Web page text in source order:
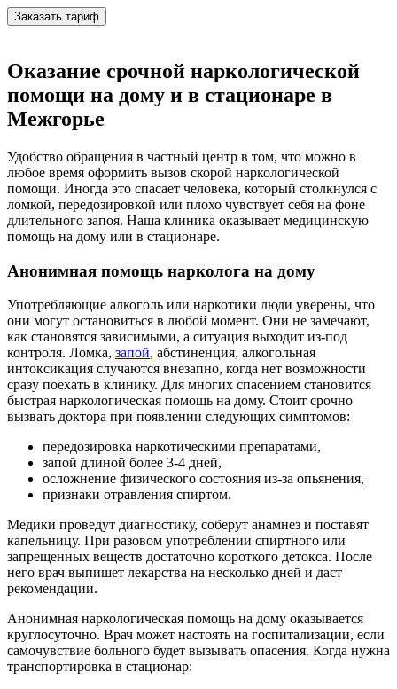
Заказать тариф
Оказание срочной наркологической
помощи на дому и в стационаре в
Межгорье
Удобство обращения в частный центр в том, что можно в
любое время оформить вызов скорой наркологической
помощи. Иногда это спасает человека, который столкнулся с
ломкой, передозировкой или плохо чувствует себя на фоне
длительного запоя. Наша клиника оказывает медицинскую
помощь на дому или в стационаре.
Анонимная помощь нарколога на дому
Употребляющие алкоголь или наркотики люди уверены, что
они могут остановиться в любой момент. Они не замечают,
как становятся зависимыми, а ситуация выходит из-под
контроля. Ломка, запой, абстиненция, алкогольная
интоксикация случаются внезапно, когда нет возможности
сразу поехать в клинику. Для многих спасением становится
быстрая наркологическая помощь на дому. Стоит срочно
вызвать доктора при появлении следующих симптомов:
передозировка наркотическими препаратами,
запой длиной более 3-4 дней,
осложнение физического состояния из-за опьянения,
признаки отравления спиртом.
Медики проведут диагностику, соберут анамнез и поставят
капельницу. При разовом употреблении спиртного или
запрещенных веществ достаточно короткого детокса. После
него врач выпишет лекарства на несколько дней и даст
рекомендации.
Анонимная наркологическая помощь на дому оказывается
круглосуточно. Врач может настоять на госпитализации, если
самочувствие больного будет вызывать опасения. Когда нужна
транспортировка в стационар: